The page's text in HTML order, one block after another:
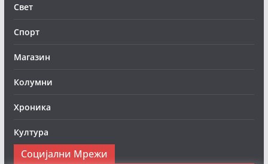
Свет
Спорт
Магазин
Колумни
Хроника
Култура
Социјални Мрежи